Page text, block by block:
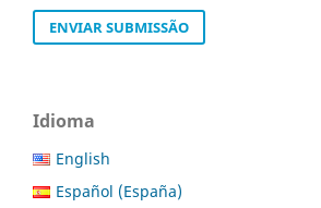
ENVIAR SUBMISSÃO
Idioma
English
Español (España)